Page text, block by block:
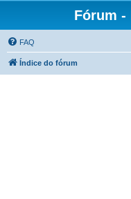
Fórum -
FAQ
Índice do fórum